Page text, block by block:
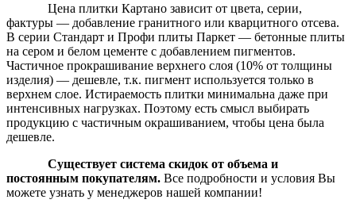
Цена плитки Картано зависит от цвета, серии,
фактуры — добавление гранитного или кварцитного отсева.
В серии Стандарт и Профи плиты Паркет — бетонные плиты
на сером и белом цементе с добавлением пигментов.
Частичное прокрашивание верхнего слоя (10% от толщины
изделия) — дешевле, т.к. пигмент используется только в
верхнем слое. Истираемость плитки минимальна даже при
интенсивных нагрузках. Поэтому есть смысл выбирать
продукцию с частичным окрашиванием, чтобы цена была
дешевле.
Существует система скидок от объема и
постоянным покупателям. Все подробности и условия Вы
можете узнать у менеджеров нашей компании!